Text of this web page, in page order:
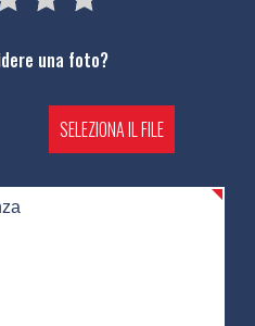
una foto?
SELEZIONA IL FILE